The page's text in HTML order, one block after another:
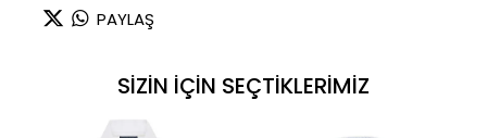
PAYLAŞ
SİZİN İÇİN SEÇTİKLERİMİZ